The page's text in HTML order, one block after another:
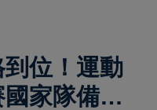
位！運動
家隊備戰